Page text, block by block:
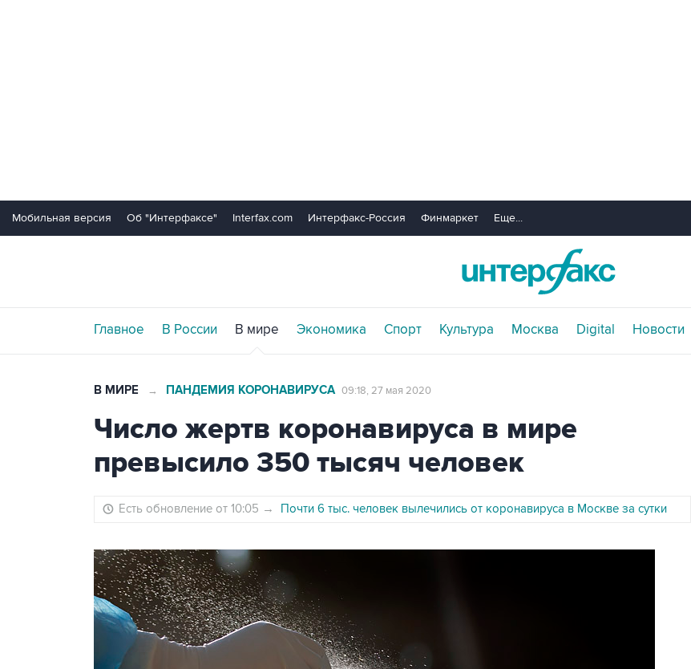
Мобильная версия Об "Интерфаксе" Interfax.com Интерфакс-Россия Финмаркет Еще...
Главное В России В мире Экономика Спорт Культура Москва Digital Новости
В МИРЕ → ПАНДЕМИЯ КОРОНАВИРУСА 09:18, 27 мая 2020
Число жертв коронавируса в мире
превысило 350 тысяч человек
Есть обновление от 10:05 → Почти 6 тыс. человек вылечились от коронавируса в Москве за сутки